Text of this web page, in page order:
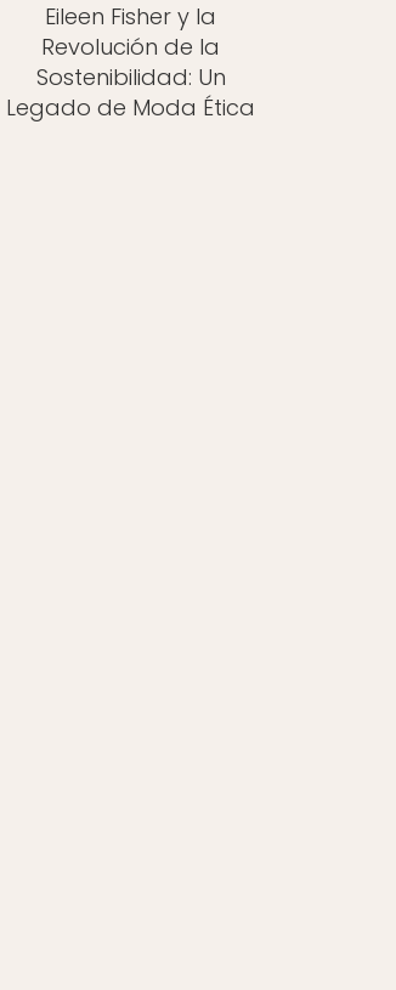
Eileen Fisher y la
Revolución de la
Sostenibilidad: Un
Legado de Moda Ética